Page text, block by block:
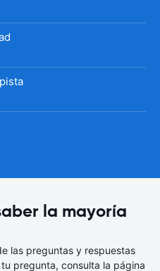
la mayoría
las preguntas y respuestas
pregunta, consulta la página